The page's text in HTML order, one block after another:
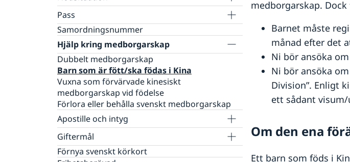
Larmcentraler
Ekonomisk hjälp
Allvarligt sjuk eller skadad
Dödsfall
Råd i en krissituation
UD-jouren
Pass
Förnyelse av pass för vuxna
Förnyelse av pass för barn
Ansökan om första pass för barn
Provisoriskt pass
Nationellt ID-kort
Samordningsnummer
Hjälp kring medborgarskap
Dubbelt medborgarskap
Barn som är fött/ska födas i Kina
Vuxna som förvärvade kinesiskt
medborgarskap vid födelse
Förlora eller behålla svenskt medborgarskap
Apostille och intyg
Competent Swedish Authority to issue Apostille
Giftermål
Vigsel på ambassaden i Peking
Förnya svenskt körkort
medborgarskap.
Barnet måste
månad efter det
Ni bör ansöka
Ni bör ansöka
Division”. Enligt
ett sådant
Om den ena
Ett barn som föds i